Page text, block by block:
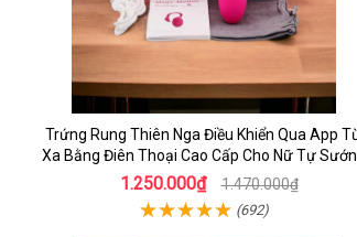
Trứng Rung Thiên Nga Điều Khiển Qua App
Xa Bằng Điên Thoại Cao Cấp Cho Nữ Tự
1.250.000₫ 1.470.000₫
(692)